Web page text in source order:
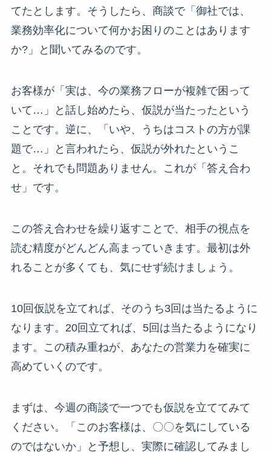
てたとします。そうしたら、商談で「御社では、
業務効率化について何かお困りのことはあります
か?」と聞いてみるのです。
お客様が「実は、今の業務フローが複雑で困って
いて…」と話し始めたら、仮説が当たったという
ことです。逆に、「いや、うちはコストの方が課
題で…」と言われたら、仮説が外れたというこ
と。それでも問題ありません。これが「答え合わ
せ」です。
この答え合わせを繰り返すことで、相手の視点を
読む精度がどんどん高まっていきます。最初は外
れることが多くても、気にせず続けましょう。
10回仮説を立てれば、そのうち3回は当たるように
なります。20回立てれば、5回は当たるようになり
ます。この積み重ねが、あなたの営業力を確実に
高めていくのです。
まずは、今週の商談で一つでも仮説を立ててみて
ください。「このお客様は、〇〇を気にしている
のではないか」と予想し、実際に確認してみまし